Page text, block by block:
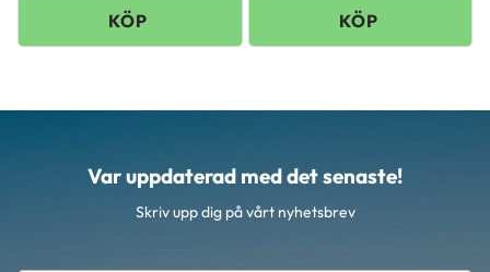
Var uppdaterad med det senaste!
Skriv upp dig på vårt nyhetsbrev